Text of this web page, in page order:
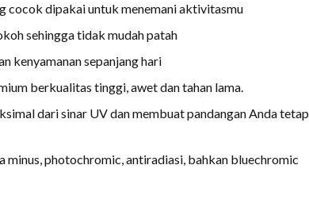
cocok dipakai untuk menemani aktivitasmu
sehingga tidak mudah patah
kenyamanan sepanjang hari
berkualitas tinggi, awet dan tahan lama.
dari sinar UV dan membuat pandangan Anda tetap
minus, photochromic, antiradiasi, bahkan bluechromic